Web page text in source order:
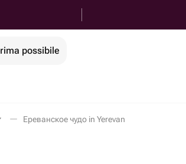
possibile
Ереванское чудо in Yerevan